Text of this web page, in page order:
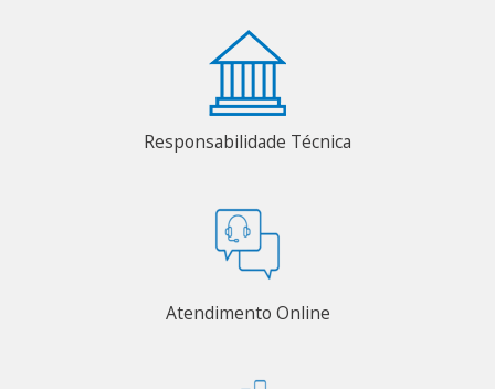
Responsabilidade Técnica
Atendimento Online